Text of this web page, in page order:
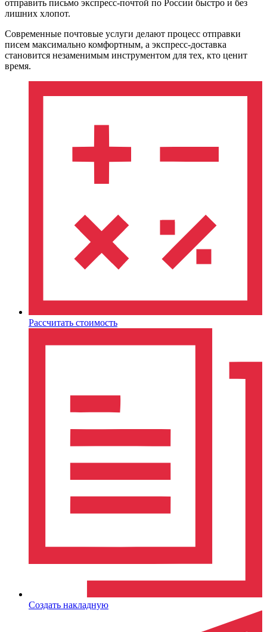
отправить письмо экспресс-почтой по России быстро и без
лишних хлопот.
Современные почтовые услуги делают процесс отправки
писем максимально комфортным, а экспресс-доставка
становится незаменимым инструментом для тех, кто ценит
время.
Рассчитать стоимость
Создать накладную